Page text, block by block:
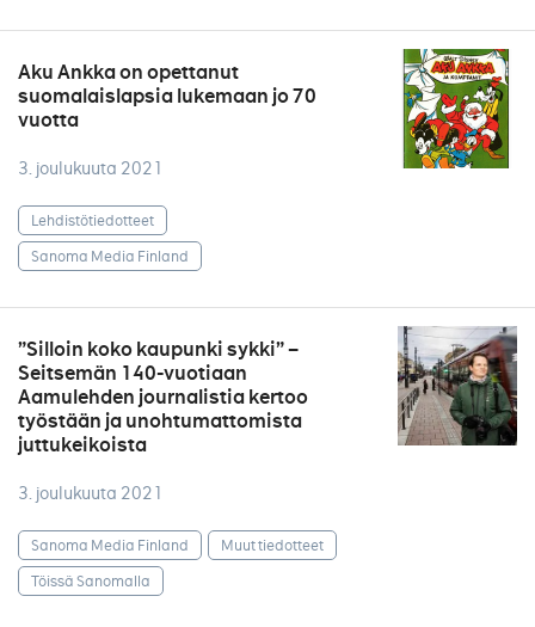
Aku Ankka on opettanut
suomalaislapsia lukemaan jo 70
vuotta
3. joulukuuta 2021
Lehdistötiedotteet
Sanoma Media Finland
”Silloin koko kaupunki sykki” –
Seitsemän 140-vuotiaan
Aamulehden journalistia kertoo
työstään ja unohtumattomista
juttukeikoista
3. joulukuuta 2021
Sanoma Media Finland
Muut tiedotteet
Töissä Sanomalla